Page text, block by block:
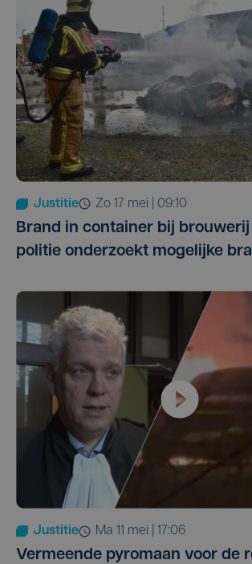
Justitie zo 17 mei | 09:10
Brand in container bij brouwerij
politie onderzoekt mogelijke
Justitie ma 11 mei | 17:06
Vermeende pyromaan voor de